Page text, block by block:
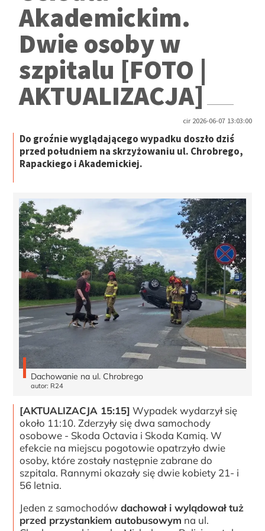
Akademickim.
Dwie osoby w
szpitalu [FOTO |
AKTUALIZACJA]
cir 2026-06-07 13:03:00
Do groźnie wyglądającego wypadku doszło dziś
przed południem na skrzyżowaniu ul. Chrobrego,
Rapackiego i Akademickiej.
Dachowanie na ul. Chrobrego
autor: R24
[AKTUALIZACJA 15:15] Wypadek wydarzył się
około 11:10. Zderzyły się dwa samochody
osobowe - Skoda Octavia i Skoda Kamiq. W
efekcie na miejscu pogotowie opatrzyło dwie
osoby, które zostały następnie zabrane do
szpitala. Rannymi okazały się dwie kobiety 21- i
56 letnia.
Jeden z samochodówdachował i wylądował tuż
przed przystankiem autobusowym na ul.